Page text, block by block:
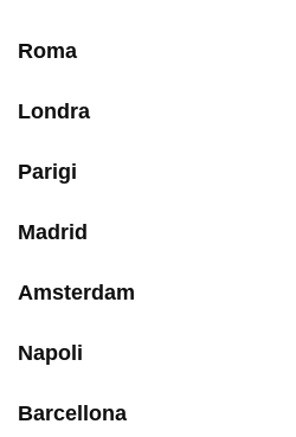
Roma
Londra
Parigi
Madrid
Amsterdam
Napoli
Barcellona